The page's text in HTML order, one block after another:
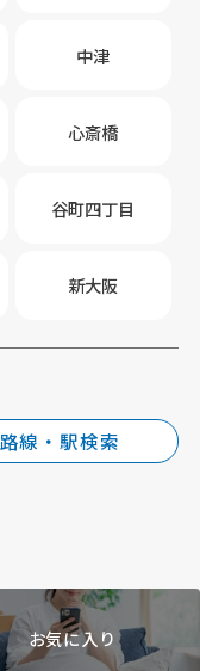
中津
心斎橋
谷町四丁目
新大阪
路線・駅検索
お気に入り